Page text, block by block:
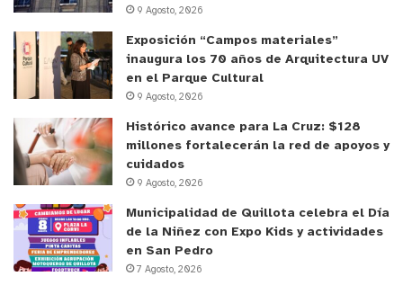
9 Agosto, 2026
Exposición “Campos materiales”
inaugura los 70 años de Arquitectura UV
en el Parque Cultural
9 Agosto, 2026
Histórico avance para La Cruz: $128
millones fortalecerán la red de apoyos y
cuidados
9 Agosto, 2026
Municipalidad de Quillota celebra el Día
de la Niñez con Expo Kids y actividades
en San Pedro
7 Agosto, 2026